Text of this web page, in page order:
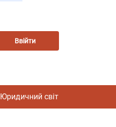
Ввійти
Юридичний світ